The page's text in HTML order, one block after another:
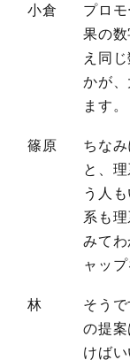
小倉
プロ
果の
え同
かが
ます。
篠原
ちな
と、
う人
系も
みて
ャッ
林
そう
の提
けば